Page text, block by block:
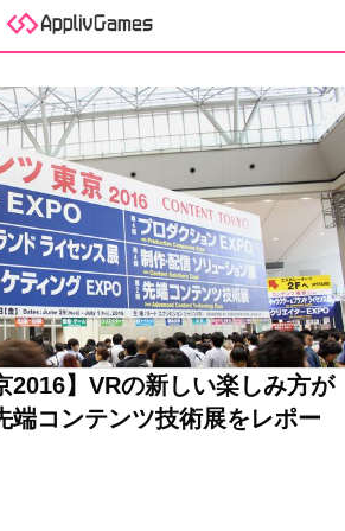
2016】VRの新しい楽しみ方が
端コンテンツ技術展をレポー